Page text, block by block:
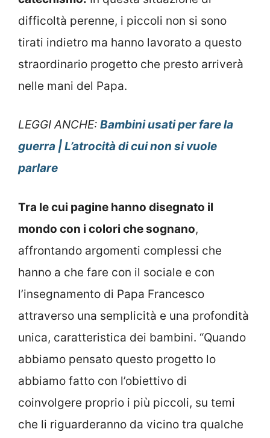
difficoltà perenne, i piccoli non si sono
tirati indietro ma hanno lavorato a questo
straordinario progetto che presto arriverà
nelle mani del Papa.
LEGGI ANCHE: Bambini usati per fare la
guerra | L’atrocità di cui non si vuole
parlare
Tra le cui pagine hanno disegnato il
mondo con i colori che sognano,
affrontando argomenti complessi che
hanno a che fare con il sociale e con
l’insegnamento di Papa Francesco
attraverso una semplicità e una profondità
unica, caratteristica dei bambini. “Quando
abbiamo pensato questo progetto lo
abbiamo fatto con l’obiettivo di
coinvolgere proprio i più piccoli, su temi
che li riguarderanno da vicino tra qualche